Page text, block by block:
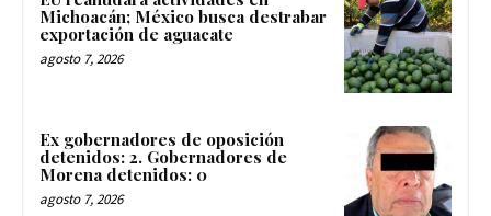
Michoacán; México busca destrabar
exportación de aguacate
agosto 7, 2026
Ex gobernadores de oposición
detenidos: 2. Gobernadores de
Morena detenidos: 0
agosto 7, 2026